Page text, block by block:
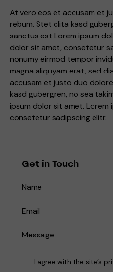
At vero eos et accusam et
rebum. Stet clita kasd
sanctus est Lorem ipsum
dolor sit amet, consetetur
nonumy eirmod tempor
magna aliquyam erat, sed
accusam et justo duo
kasd gubergren, no sea
ipsum dolor sit amet. Lorem
consetetur sadipscing elitr.
Get in Touch
I agree with the site’s